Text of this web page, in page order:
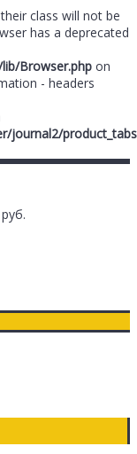
class will not be
has a deprecated
Browser.php on
- headers
journal2/